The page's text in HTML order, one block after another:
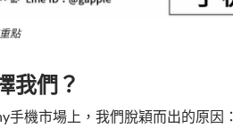
點
我們？
手機市場上，我們脫穎而出的原因：